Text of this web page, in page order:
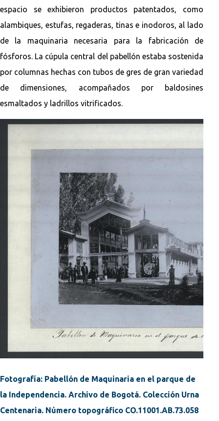
espacio se exhibieron productos patentados, como
alambiques, estufas, regaderas, tinas e inodoros, al lado
de la maquinaria necesaria para la fabricación de
fósforos. La cúpula central del pabellón estaba sostenida
por columnas hechas con tubos de gres de gran variedad
de dimensiones, acompañados por baldosines
esmaltados y ladrillos vitrificados.
Fotografía: Pabellón de Maquinaria en el parque de
la Independencia. Archivo de Bogotá. Colección Urna
Centenaria. Número topográfico CO.11001.AB.73.058